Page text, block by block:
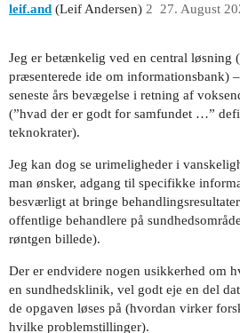
leif.and (Leif Andersen) 27. August
2
Jeg er betænkelig ved en central løsning
præsenterede ide om informationsbank)
seneste års bevægelse i retning af
(”hvad der er godt for samfundet …”
teknokrater).
Jeg kan dog se urimeligheder i
man ønsker, adgang til specifikke
besværligt at bringe
offentlige behandlere på
røntgen billede).
Der er endvidere nogen usikkerhed om
en sundhedsklinik, vel godt eje en del
de opgaven løses på (hvordan virker
hvilke problemstillinger).